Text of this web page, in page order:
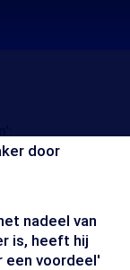
door
nadeel van
is, heeft hij
een voordeel'